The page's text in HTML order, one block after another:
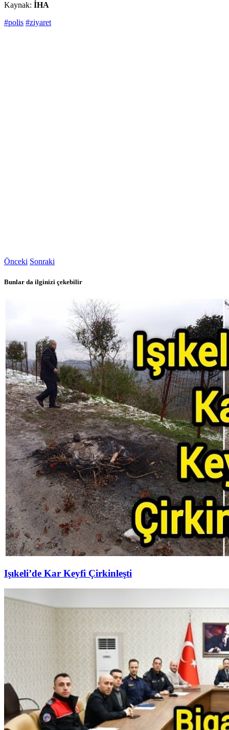
Kaynak: İHA
#polis #ziyaret
Önceki Sonraki
Bunlar da ilginizi çekebilir
Işıkeli’de Kar Keyfi Çirkinleşti